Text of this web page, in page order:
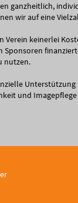
ganzheitlich,
wir auf eine
Verein keinerlei
Sponsoren
nutzen.
Unterstützung
und